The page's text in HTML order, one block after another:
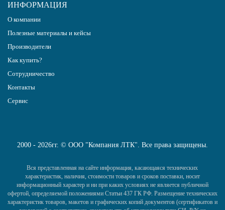
ИНФОРМАЦИЯ
О компании
Полезные материалы и кейсы
Производители
Как купить?
Сотрудничество
Контакты
Сервис
2000 - 2026гг. © ООО "Компания ЛТК". Все права защищены.
Вся представленная на сайте информация, касающаяся технических
характеристик, наличия, стоимости товаров и сроков поставки, носит
информационный характер и ни при каких условиях не является публичной
офертой, определяемой положениями Статьи 437 ГК РФ. Размещение технических
характеристик товаров, макетов и графических копий документов (сертификатов и